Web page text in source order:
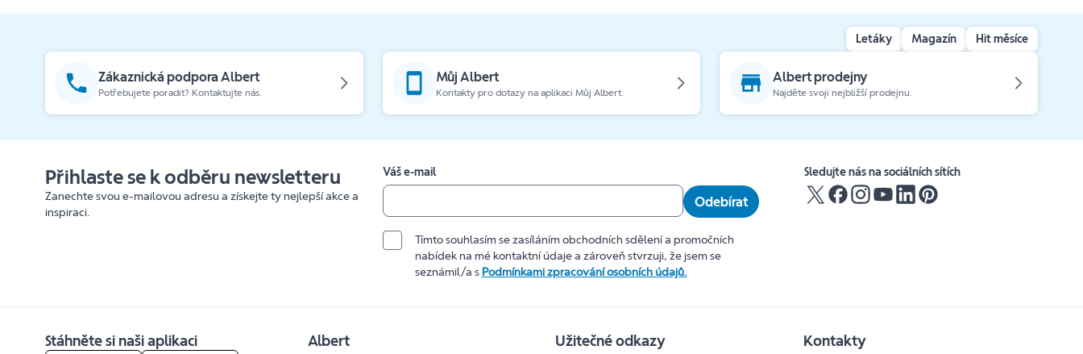
Letáky Magazín Hit měsíce
Zákaznická podpora Albert
Potřebujete poradit? Kontaktujte nás.
Můj Albert
Kontakty pro dotazy na aplikaci Můj Albert.
Albert prodejny
Najděte svoji nejbližší prodejnu.
Přihlaste se k odběru newsletteru
Zanechte svou e-mailovou adresu a získejte ty nejlepší akce a
inspiraci.
Váš e-mail
Odebírat
Tímto souhlasím se zasíláním obchodních sdělení a promočních
nabídek na mé kontaktní údaje a zároveň stvrzuji, že jsem se
seznámil/a s Podmínkami zpracování osobních údajů.
Sledujte nás na sociálních sítích
Stáhněte si naši aplikaci Albert Užitečné odkazy Kontakty